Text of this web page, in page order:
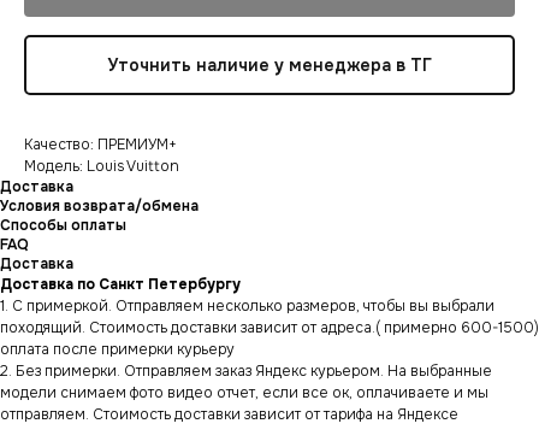
Уточнить наличие у менеджера в ТГ
Качество: ПРЕМИУМ+
Модель: Louis Vuitton
Доставка
Условия возврата/обмена
Способы оплаты
FAQ
Доставка
Доставка по Санкт Петербургу
1. С примеркой. Отправляем несколько размеров, чтобы вы выбрали
походящий. Стоимость доставки зависит от адреса.( примерно 600-1500)
оплата после примерки курьеру
2. Без примерки. Отправляем заказ Яндекс курьером. На выбранные
модели снимаем фото видео отчет, если все ок, оплачиваете и мы
отправляем. Стоимость доставки зависит от тарифа на Яндексе